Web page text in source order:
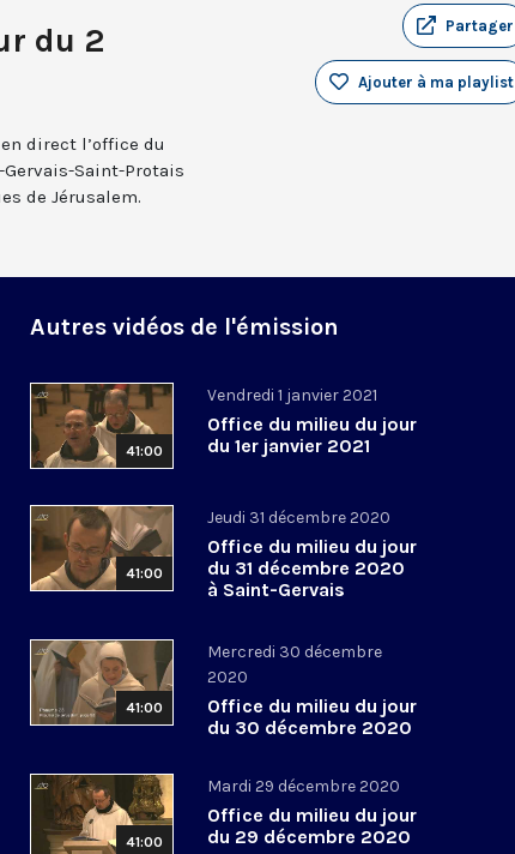
du 2
Partager
Ajouter à ma playlist
direct l’office du
Saint-Protais
de Jérusalem.
Autres vidéos de l'émission
41:00
Vendredi 1 janvier 2021
Office du milieu du jour
du 1er janvier 2021
41:00
Jeudi 31 décembre 2020
Office du milieu du jour
du 31 décembre 2020
à Saint-Gervais
41:00
Mercredi 30 décembre
2020
Office du milieu du jour
du 30 décembre 2020
41:00
Mardi 29 décembre 2020
Office du milieu du jour
du 29 décembre 2020